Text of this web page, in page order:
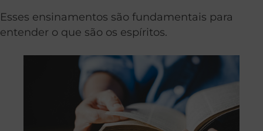
Esses ensinamentos são fundamentais para
entender o que são os espíritos.